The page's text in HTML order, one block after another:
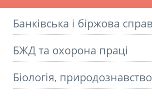
Банківська і біржова
БЖД та охорона праці
Біологія, природознавство